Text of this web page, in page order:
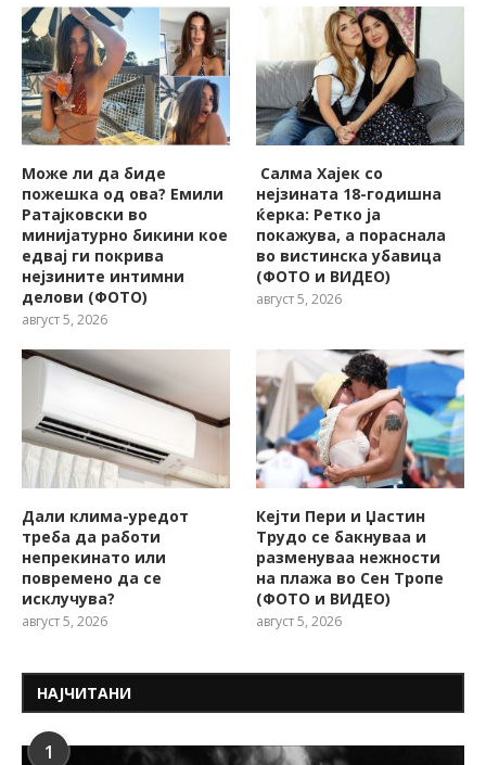
Може ли да биде
пожешкa од ова? Емили
Ратајковски во
минијатурно бикини кое
едвај ги покрива
нејзините интимни
делови (ФОТО)
август 5, 2026
Салма Хајек со
нејзината 18-годишна
ќерка: Ретко ја
покажува, a пораснала
во вистинска убавица
(ФОТО и ВИДЕО)
август 5, 2026
Дали клима-уредот
треба да работи
непрекинато или
повремено да се
исклучува?
август 5, 2026
Кејти Пери и Џастин
Трудо се бакнуваа и
разменуваа нежности
на плажа во Сен Тропе
(ФОТО и ВИДЕО)
август 5, 2026
НАЈЧИТАНИ
1